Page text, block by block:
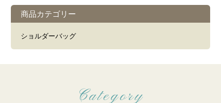
商品カテゴリー
ショルダーバッグ